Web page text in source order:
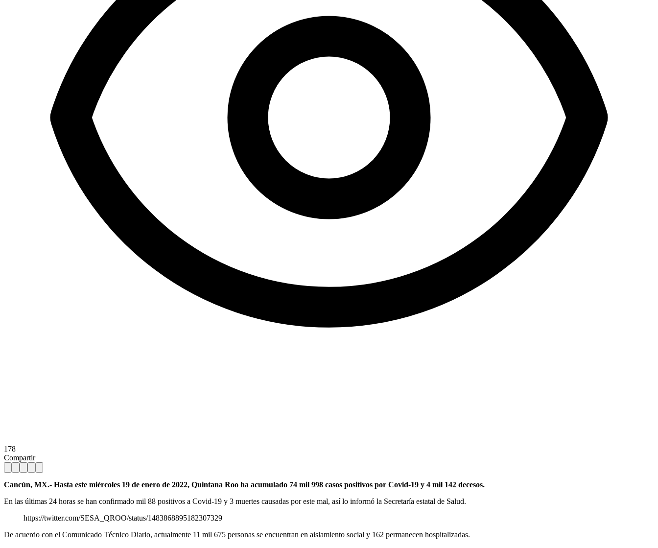
178
Compartir
Cancún, MX.- Hasta este miércoles 19 de enero de 2022, Quintana Roo ha acumulado 74 mil 998 casos positivos por Covid-19 y 4 mil 142 decesos.
En las últimas 24 horas se han confirmado mil 88 positivos a Covid-19 y 3 muertes causadas por este mal, así lo informó la Secretaría estatal de Salud.
https://twitter.com/SESA_QROO/status/1483868895182307329
De acuerdo con el Comunicado Técnico Diario, actualmente 11 mil 675 personas se encuentran en aislamiento social y 162 permanecen hospitalizadas.